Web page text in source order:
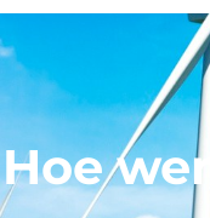
Hoe